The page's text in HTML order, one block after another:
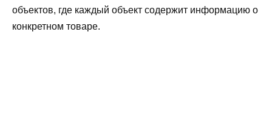
объектов, где каждый объект содержит информацию о
конкретном товаре.